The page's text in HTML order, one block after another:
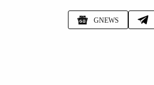
GNEWS